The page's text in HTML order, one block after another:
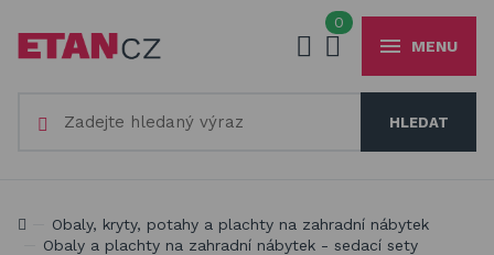
0
MENU
+420777 230 065
Obaly, kryty, potahy a plachty na zahradní nábytek
HLEDAT
Jsme experti na zastínění a venkovní zábavu
Obaly, kryty, potahy a plachty na zahradní nábytek
Obaly a plachty na zahradní nábytek - sedací sety